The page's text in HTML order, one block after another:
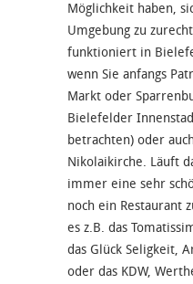
Möglichkeit haben,
Umgebung zu
funktioniert in
wenn Sie anfangs
Markt oder
Bielefelder
betrachten) oder
Nikolaikirche. Läuft
immer eine sehr
noch ein Restaurant
es z.B. das
das Glück Seligkeit,
oder das KDW,